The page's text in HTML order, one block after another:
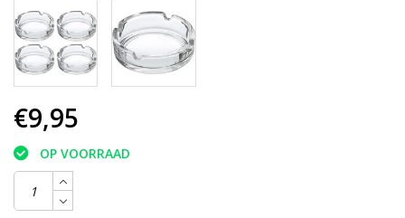
€9,95
OP VOORRAAD